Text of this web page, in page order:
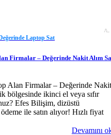
Laptop Sat
Firmalar – Değerinde Nakit Alım
Alan Firmalar – Değerinde Nakit
bölgesinde ikinci el veya sıfır
Efes Bilişim, dizüstü
ile satın alıyor! Hızlı fiyat
Devamını